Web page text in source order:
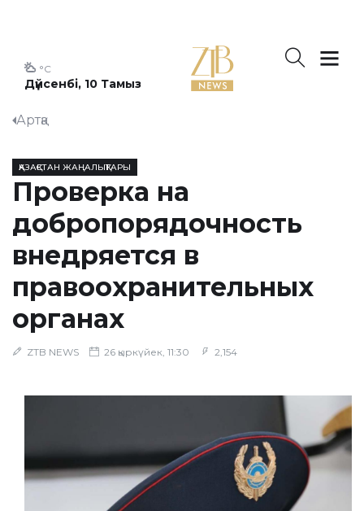
Дүйсенбі, 10 Тамыз
°C
Артқа
ҚАЗАҚСТАН ЖАҢАЛЫҚТАРЫ
Проверка на
добропорядочность
внедряется в
правоохранительных
органах
ZTB NEWS 26 қыркүйек, 11:30 2,154